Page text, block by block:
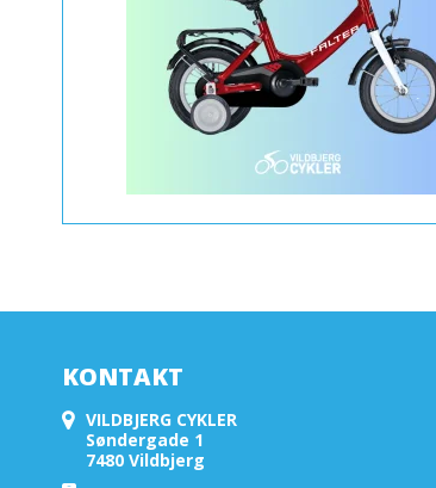
KONTAKT
VILDBJERG CYKLER
Søndergade 1
7480 Vildbjerg